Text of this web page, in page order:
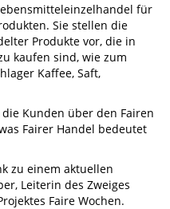
für
Sie stellen die
Produkte vor, die in
kaufen sind, wie zum
Kaffee, Saft,
Kunden über den Fairen
Fairer Handel bedeutet
zu einem aktuellen
Leiterin des Zweiges
Faire Wochen.